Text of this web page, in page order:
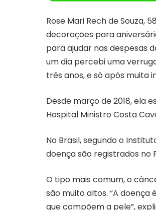
Rose Mari Rech de Souza,
decorações para
para ajudar nas despesas
um dia percebi uma
três anos, e só após muita
Desde março de 2018,
Hospital Ministro Costa
No Brasil, segundo o
doença são registrados no
O tipo mais comum, o
são muito altos. “A
que compõem a pele”,